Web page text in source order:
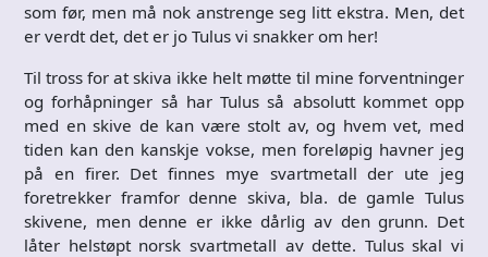
som før, men må nok anstrenge seg litt ekstra. Men, det
er verdt det, det er jo Tulus vi snakker om her!
Til tross for at skiva ikke helt møtte til mine forventninger
og forhåpninger så har Tulus så absolutt kommet opp
med en skive de kan være stolt av, og hvem vet, med
tiden kan den kanskje vokse, men foreløpig havner jeg
på en firer. Det finnes mye svartmetall der ute jeg
foretrekker framfor denne skiva, bla. de gamle Tulus
skivene, men denne er ikke dårlig av den grunn. Det
låter helstøpt norsk svartmetall av dette. Tulus skal vi